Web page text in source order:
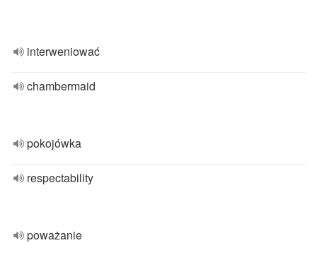
interweniować
chambermaid
pokojówka
respectability
poważanie